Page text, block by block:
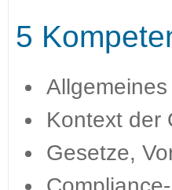
5
Allgemeines
Kontext der
Gesetze,